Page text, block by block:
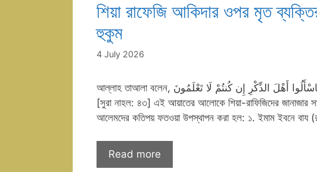
শিয়া রাফেজি আকিদার ওপর মৃত
হুকুম
4 July 2026
আল্লাহ তাআলা বলেন, فَاسْأَلُوا أَهْلَ الذِّكْرِ إِن كُنتُمْ لَا تَعْلَمُونَ ​”সুতরাং তোমরা জ্ঞানীদের জিজ্ঞাসা করো, যদি তোমরা না জানো।”
[সুরা নাহল: ৪৩] এই আয়াতের আলোকে শিয়া-রাফিজিদের জানাজার
Read more